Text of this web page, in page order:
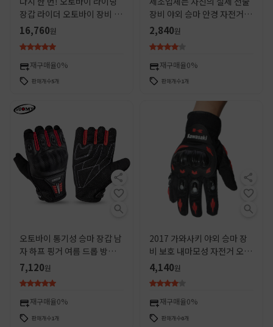
장갑 라이더 오토바이 장비 여
름 탄소 섬유 보호 남성과 여성
통기성
16,760원
재구매율0%
판매개수5개
장비 야외 승마 안경 자전거 오
토바이 스포츠 고글을 판매합
니다.
2,840원
재구매율0%
판매개수1개
오토바이 통기성 승마 장갑 남
자 하프 핑거 여름 드롭 방지
자체 추진 오토바이 여름 승마
보호 장비
7,120원
재구매율0%
판매개수1개
2017 가와사키 야외 승마 장
비 보호 내마모성 자전거 오토
바이 레이싱 전체 손가락 장갑
4,140원
재구매율0%
판매개수0개